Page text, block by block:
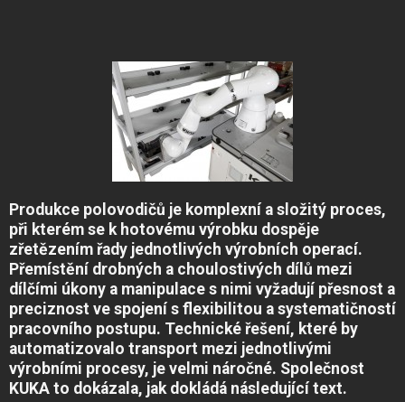
Produkce polovodičů je komplexní a složitý proces,
při kterém se k hotovému výrobku dospěje
zřetězením řady jednotlivých výrobních operací.
Přemístění drobných a choulostivých dílů mezi
dílčími úkony a manipulace s nimi vyžadují přesnost a
preciznost ve spojení s flexibilitou a systematičností
pracovního postupu. Technické řešení, které by
automatizovalo transport mezi jednotlivými
výrobními procesy, je velmi náročné. Společnost
KUKA to dokázala, jak dokládá následující text.